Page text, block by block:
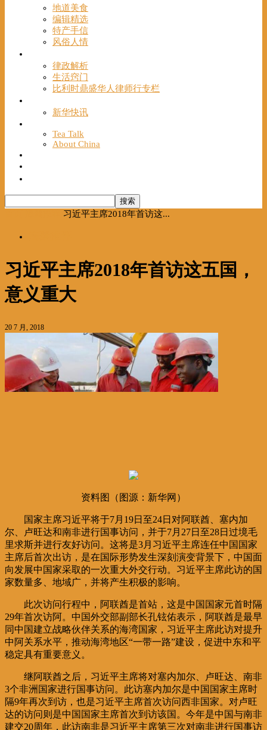
地道美食
编辑精选
特产手信
风俗人情
律政解析
生活窍门
比利时鼎盛华人律师行专栏
新华快讯
Tea Talk
About China
习近平主席2018年首访这...
习近平主席2018年首访这五国，
意义重大
20 7 月, 2018
资料图（图源：新华网）
国家主席习近平将于7月19日至24日对阿联酋、塞内加
尔、卢旺达和南非进行国事访问，并于7月27日至28日过境毛
里求斯并进行友好访问。这将是3月习近平主席连任中国国家
主席后首次出访，是在国际形势发生深刻演变背景下，中国面
向发展中国家采取的一次重大外交行动。习近平主席此访的国
家数量多、地域广，并将产生积极的影响。
此次访问行程中，阿联酋是首站，这是中国国家元首时隔
29年首次访阿。中国外交部副部长孔铉佑表示，阿联酋是最早
同中国建立战略伙伴关系的海湾国家，习近平主席此访对提升
中阿关系水平，推动海湾地区“一带一路”建设，促进中东和平
稳定具有重要意义。
继阿联酋之后，习近平主席将对塞内加尔、卢旺达、南非
3个非洲国家进行国事访问。此访塞内加尔是中国国家主席时
隔9年再次到访，也是习近平主席首次访问西非国家。对卢旺
达的访问则是中国国家主席首次到访该国。今年是中国与南非
建交20周年，此访南非是习近平主席第三次对南非进行国事访